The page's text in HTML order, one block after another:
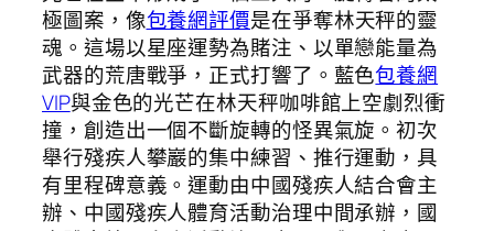
極圖案，像包養網評價是在爭奪林天秤的靈
魂。這場以星座運勢為賭注、以單戀能量為
武器的荒唐戰爭，正式打響了。藍色包養網
VIP與金色的光芒在林天秤咖啡館上空劇烈衝
撞，創造出一個不斷旋轉的怪異氣旋。初次
舉行殘疾人攀巖的集中練習、推行運動，具
有里程碑意義。運動由中國殘疾人結合會主
辦、中國殘疾人體育活動治理中間承辦，國